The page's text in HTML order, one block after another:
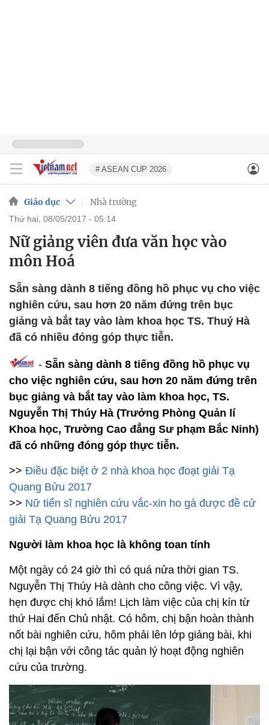
# ASEAN CUP 2026
Giáo dục Nhà trường
thứ hai, 08/05/2017 - 05:14
Nữ giảng viên đưa văn học vào
môn Hoá
Sẵn sàng dành 8 tiếng đồng hồ phục vụ cho việc
nghiên cứu, sau hơn 20 năm đứng trên bục
giảng và bắt tay vào làm khoa học TS. Thuý Hà
đã có nhiều đóng góp thực tiễn.
- Sẵn sàng dành 8 tiếng đồng hồ phục vụ
cho việc nghiên cứu, sau hơn 20 năm đứng trên
bục giảng và bắt tay vào làm khoa học, TS.
Nguyễn Thị Thúy Hà (Trưởng Phòng Quản lí
Khoa học, Trường Cao đẳng Sư phạm Bắc Ninh)
đã có những đóng góp thực tiễn.
>> Điều đặc biệt ở 2 nhà khoa học đoạt giải Tạ
Quang Bửu 2017
>> Nữ tiến sĩ nghiên cứu vắc-xin ho gà được đề cử
giải Tạ Quang Bửu 2017
Người làm khoa học là không toan tính
Một ngày có 24 giờ thì có quá nửa thời gian TS.
Nguyễn Thị Thúy Hà dành cho công việc. Vì vậy,
hẹn được chị khó lắm! Lịch làm việc của chị kín từ
thứ Hai đến Chủ nhật. Có hôm, chị bận hoàn thành
nốt bài nghiên cứu, hôm phải lên lớp giảng bài, khi
chị lại bận với công tác quản lý hoạt động nghiên
cứu của trường.